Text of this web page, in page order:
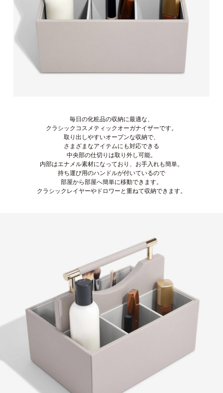
毎日の化粧品の収納に最適な、
クラシックコスメティックオーガナイザーです。
取り出しやすいオープンな収納で、
さまざまなアイテムにも対応できる
中央部の仕切りは取り外し可能。
内部はエナメル素材になっており、お手入れも簡単。
持ち運び用のハンドルが付いているので
部屋から部屋へ簡単に移動できます。
クラシックレイヤーやドロワーと重ねて収納できます。